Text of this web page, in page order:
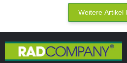
Weitere Artikel